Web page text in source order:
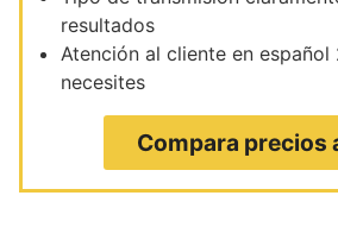
resultados
Atención al cliente en español
necesites
Compara precios